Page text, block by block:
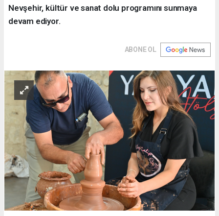
Nevşehir, kültür ve sanat dolu programını sunmaya
devam ediyor.
ABONE OL